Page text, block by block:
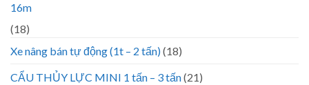
16m
(18)
Xe nâng bán tự động (1t – 2 tấn)(18)
CẨU THỦY LỰC MINI 1 tấn – 3 tấn(21)